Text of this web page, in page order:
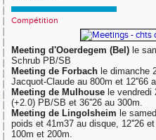
Compétition
Meeting d'Ooerdegem (Bel) le
Schrub PB/SB
Meeting de Forbach le dimanche
Jacquot-Claude au 800m et 12''66
Meeting de Mulhouse le vendredi
(+2.0) PB/SB et 36''26 au 300m.
Meeting de Lingolsheim le
poids et 41m37 au disque, 12''26
100m et 200m.